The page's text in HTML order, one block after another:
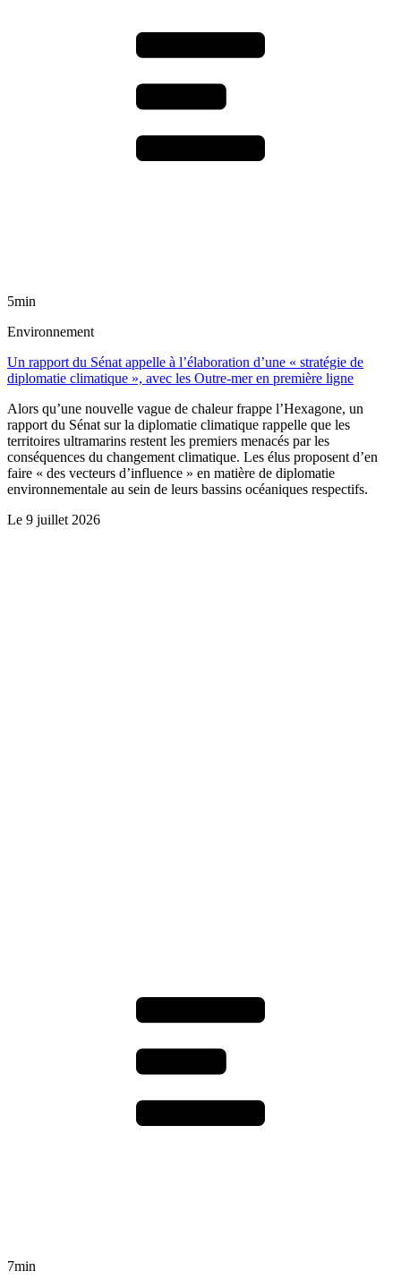
5min
Environnement
Un rapport du Sénat appelle à l’élaboration d’une « stratégie de
diplomatie climatique », avec les Outre-mer en première ligne
Alors qu’une nouvelle vague de chaleur frappe l’Hexagone, un
rapport du Sénat sur la diplomatie climatique rappelle que les
territoires ultramarins restent les premiers menacés par les
conséquences du changement climatique. Les élus proposent d’en
faire « des vecteurs d’influence » en matière de diplomatie
environnementale au sein de leurs bassins océaniques respectifs.
Le 9 juillet 2026
7min